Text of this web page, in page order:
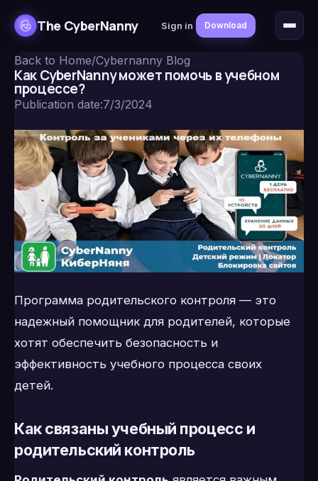
The CyberNanny Sign in Download
Back to Home/Cybernanny Blog
Как CyberNanny может помочь в учебном
процессе?
Publication date:7/3/2024
Программа родительского контроля — это
надежный помощник для родителей, которые
хотят обеспечить безопасность и
эффективность учебного процесса своих
детей.
Как связаны учебный процесс и
родительский контроль